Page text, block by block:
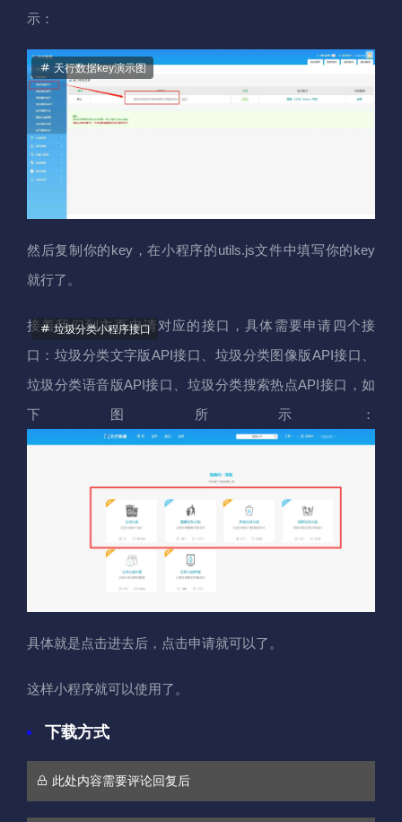
示：
天行数据key演示图
然后复制你的key，在小程序的utils.js文件中填写你的key
就行了。
接着我们到主页申请对应的接口，具体需要申请四个接
口：垃圾分类文字版API接口、垃圾分类图像版API接口、
垃圾分类语音版API接口、垃圾分类搜索热点API接口，如
下图所示：
垃圾分类小程序接口
具体就是点击进去后，点击申请就可以了。
这样小程序就可以使用了。
下载方式
此处内容需要评论回复后